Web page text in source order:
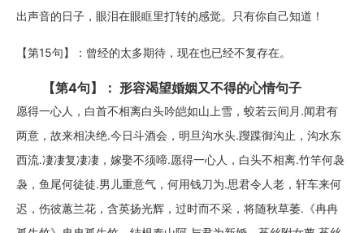
出声音的日子，眼泪在眼眶里打转的感觉。只有你自己知道！
【第15句】：曾经的太多期待，现在也已经不复存在。
【第4句】： 形容渴望婚姻又不得的心情句子
愿得一心人，白首不相离白头吟皑如山上雪，蛟若云间月.闻君有
两意，故来相决绝.今日斗酒会，明旦沟水头.躞蹀御沟止，沟水东
西流.凄凄复凄凄，嫁娶不须啼.愿得一心人，白头不相离.竹竿何袅
袅，鱼尾何徒徒.男儿重意气，何用钱刀为.思君令人老，轩车来何
迟，伤彼蕙兰花，含英扬光辉，过时而不采，将随秋草萎.《冉冉